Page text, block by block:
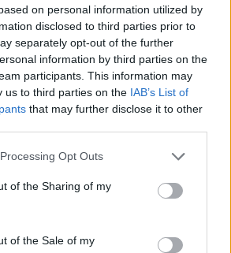
on personal information utilized by
disclosed to third parties prior to
separately opt-out of the further
information by third parties on the
participants. This information may
us to third parties on the IAB’s List of
that may further disclose it to other
Opt Outs
of the Sharing of my
of the Sale of my
szombat
érkező ukrán
fel Bulgáriában –